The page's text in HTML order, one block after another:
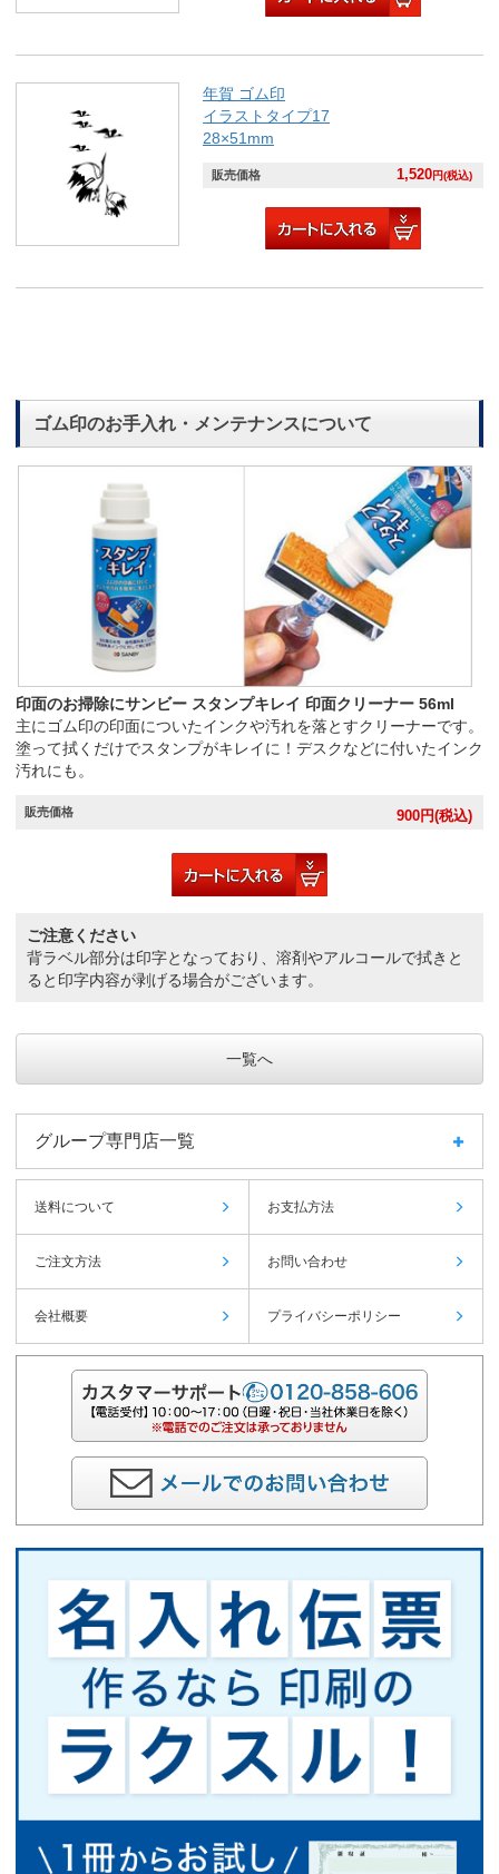
年賀 ゴム印
イラストタイプ17
28×51mm
販売価格 1,520円(税込)
ゴム印のお手入れ・メンテナンスについて
印面のお掃除にサンビー スタンプキレイ 印面クリーナー 56ml
主にゴム印の印面についたインクや汚れを落とすクリーナーです。
塗って拭くだけでスタンプがキレイに！デスクなどに付いたインク
汚れにも。
販売価格 900円(税込)
ご注意ください
背ラベル部分は印字となっており、溶剤やアルコールで拭きと
ると印字内容が剥げる場合がございます。
一覧へ
グループ専門店一覧
送料について お支払方法
ご注文方法 お問い合わせ
会社概要 プライバシーポリシー